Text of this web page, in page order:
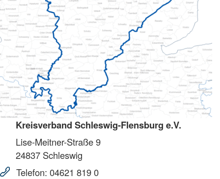
Kreisverband Schleswig-Flensburg e.V.
Lise-Meitner-Straße 9
24837 Schleswig
Telefon: 04621 819 0